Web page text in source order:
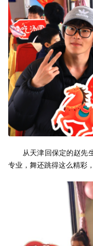
从天津回保定的赵先
专业，舞还跳得这么精彩